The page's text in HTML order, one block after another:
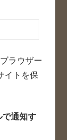
ラウザー
イトを保
通知す